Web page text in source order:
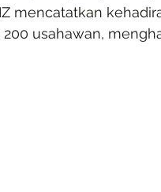
mencatatkan
usahawan,